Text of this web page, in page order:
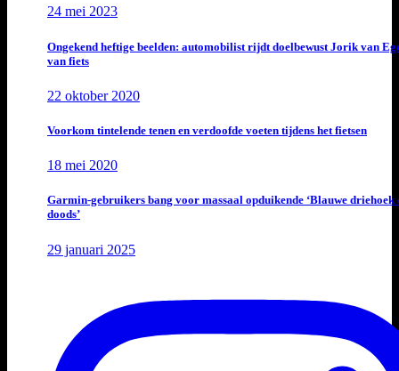
24 mei 2023
Ongekend heftige beelden: automobilist rijdt doelbewust Jorik van
van fiets
22 oktober 2020
Voorkom tintelende tenen en verdoofde voeten tijdens het fietsen
18 mei 2020
Garmin-gebruikers bang voor massaal opduikende ‘Blauwe driehoek
doods’
29 januari 2025